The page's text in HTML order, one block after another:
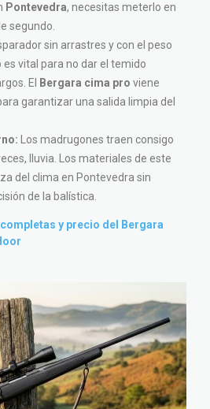
Pontevedra, necesitas meterlo en
segundo.
sin arrastres y con el peso
vital para no dar el temido
El
Bergara cima pro viene
garantizar una salida limpia del
Los madrugones traen consigo
lluvia. Los materiales de este
del clima en Pontevedra sin
de la balística.
y precio del Bergara